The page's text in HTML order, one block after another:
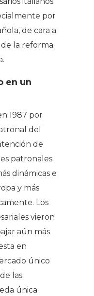
por
de cara a
la reforma
en un
1987 por
del
de
patronales
dinámicas e
y más
Los
vieron
aún más
en
único
las
única